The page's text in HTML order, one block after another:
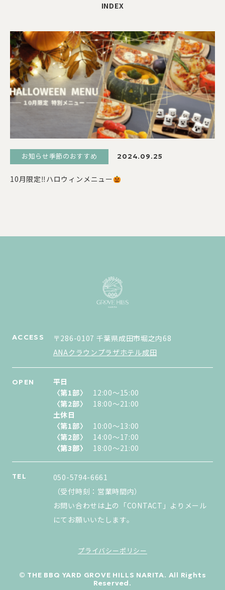
INDEX
お知らせ季節のおすすめ 2024.09.25
10月限定‼ハロウィンメニュー
ACCESS
〒286-0107 千葉県成田市堀之内68
ANAクラウンプラザホテル成田
OPEN 平日
土休日
〈第1部〉
〈第1部〉
12:00〜15:00
10:00〜13:00
〈第2部〉
〈第2部〉
18:00〜21:00
14:00〜17:00
〈第3部〉
〈第3部〉 18:00〜21:00
TEL
050-5794-6661
（受付時刻：営業時間内）
お問い合わせは上の「CONTACT」よりメール
にてお願いいたします。
プライバシーポリシー
© THE BBQ YARD GROVE HILLS NARITA. All Rights
Reserved.